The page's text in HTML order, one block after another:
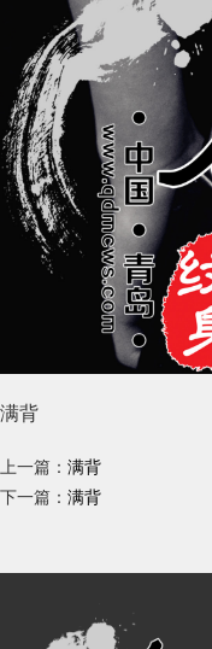
满背
上一篇： 满背
下一篇： 满背